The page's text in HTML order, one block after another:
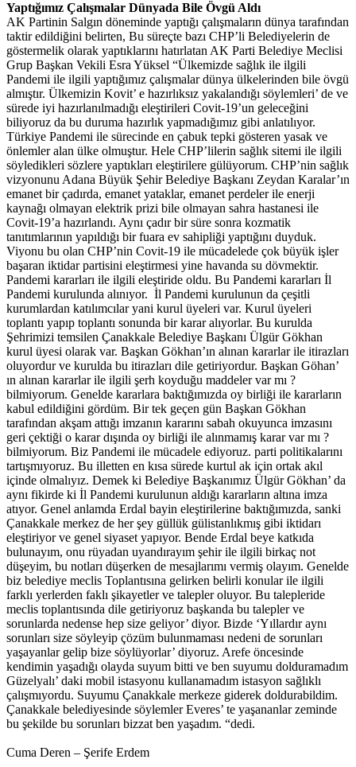
Yaptığımız Çalışmalar Dünyada Bile Övgü Aldı
AK Partinin Salgın döneminde yaptığı çalışmaların dünya tarafından
taktir edildiğini belirten, Bu süreçte bazı CHP’li Belediyelerin de
göstermelik olarak yaptıklarını hatırlatan AK Parti Belediye Meclisi
Grup Başkan Vekili Esra Yüksel “Ülkemizde sağlık ile ilgili
Pandemi ile ilgili yaptığımız çalışmalar dünya ülkelerinden bile övgü
almıştır. Ülkemizin Kovit’ e hazırlıksız yakalandığı söylemleri’ de ve
sürede iyi hazırlanılmadığı eleştirileri Covit-19’un geleceğini
biliyoruz da bu duruma hazırlık yapmadığımız gibi anlatılıyor.
Türkiye Pandemi ile sürecinde en çabuk tepki gösteren yasak ve
önlemler alan ülke olmuştur. Hele CHP’lilerin sağlık sitemi ile ilgili
söyledikleri sözlere yaptıkları eleştirilere gülüyorum. CHP’nin sağlık
vizyonunu Adana Büyük Şehir Belediye Başkanı Zeydan Karalar’ın
emanet bir çadırda, emanet yataklar, emanet perdeler ile enerji
kaynağı olmayan elektrik prizi bile olmayan sahra hastanesi ile
Covit-19’a hazırlandı. Aynı çadır bir süre sonra kozmatik
tanıtımlarının yapıldığı bir fuara ev sahipliği yaptığını duyduk.
Viyonu bu olan CHP’nin Covit-19 ile mücadelede çok büyük işler
başaran iktidar partisini eleştirmesi yine havanda su dövmektir.
Pandemi kararları ile ilgili eleştiride oldu. Bu Pandemi kararları İl
Pandemi kurulunda alınıyor. İl Pandemi kurulunun da çeşitli
kurumlardan katılımcılar yani kurul üyeleri var. Kurul üyeleri
toplantı yapıp toplantı sonunda bir karar alıyorlar. Bu kurulda
Şehrimizi temsilen Çanakkale Belediye Başkanı Ülgür Gökhan
kurul üyesi olarak var. Başkan Gökhan’ın alınan kararlar ile itirazları
oluyordur ve kurulda bu itirazları dile getiriyordur. Başkan Göhan’
ın alınan kararlar ile ilgili şerh koyduğu maddeler var mı ?
bilmiyorum. Genelde kararlara baktığımızda oy birliği ile kararların
kabul edildiğini gördüm. Bir tek geçen gün Başkan Gökhan
tarafından akşam attığı imzanın kararını sabah okuyunca imzasını
geri çektiği o karar dışında oy birliği ile alınmamış karar var mı ?
bilmiyorum. Biz Pandemi ile mücadele ediyoruz. parti politikalarını
tartışmıyoruz. Bu illetten en kısa sürede kurtul ak için ortak akıl
içinde olmalıyız. Demek ki Belediye Başkanımız Ülgür Gökhan’ da
aynı fikirde ki İl Pandemi kurulunun aldığı kararların altına imza
atıyor. Genel anlamda Erdal bayin eleştirilerine baktığımızda, sanki
Çanakkale merkez de her şey güllük gülistanlıkmış gibi iktidarı
eleştiriyor ve genel siyaset yapıyor. Bende Erdal beye katkıda
bulunayım, onu rüyadan uyandırayım şehir ile ilgili birkaç not
düşeyim, bu notları düşerken de mesajlarımı vermiş olayım. Genelde
biz belediye meclis Toplantısına gelirken belirli konular ile ilgili
farklı yerlerden faklı şikayetler ve talepler oluyor. Bu talepleride
meclis toplantısında dile getiriyoruz başkanda bu talepler ve
sorunlarda nedense hep size geliyor’ diyor. Bizde ‘Yıllardır aynı
sorunları size söyleyip çözüm bulunmaması nedeni de sorunları
yaşayanlar gelip bize söylüyorlar’ diyoruz. Arefe öncesinde
kendimin yaşadığı olayda suyum bitti ve ben suyumu dolduramadım
Güzelyalı’ daki mobil istasyonu kullanamadım istasyon sağlıklı
çalışmıyordu. Suyumu Çanakkale merkeze giderek doldurabildim.
Çanakkale belediyesinde söylemler Everes’ te yaşananlar zeminde
bu şekilde bu sorunları bizzat ben yaşadım. “dedi.
Cuma Deren – Şerife Erdem